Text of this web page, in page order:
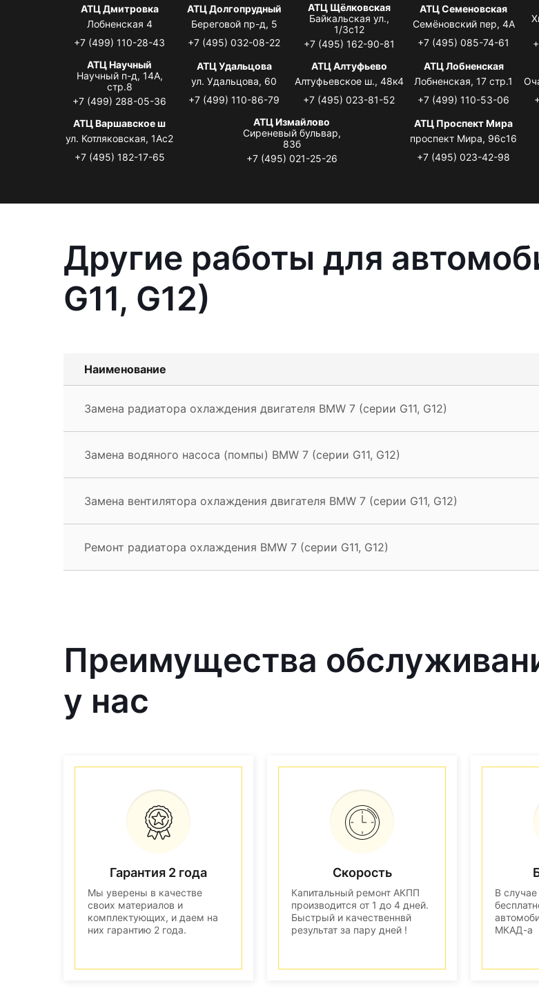
АТЦ Дмитровка
Лобненская 4
+7 (499) 110-28-43
АТЦ Долгопрудный
Береговой пр-д, 5
+7 (495) 032-08-22
АТЦ Щёлковская
Байкальская ул.,
1/3с12
+7 (495) 162-90-81
АТЦ Семеновская
Семёновский пер, 4А
+7 (495) 085-74-61
АТЦ Научный
Научный п-д, 14А,
стр.8
+7 (499) 288-05-36
АТЦ Удальцова
ул. Удальцова, 60
+7 (499) 110-86-79
АТЦ Алтуфьево
Алтуфьевское ш., 48к4
+7 (495) 023-81-52
АТЦ Лобненская
Лобненская, 17 стр.1
+7 (499) 110-53-06
АТЦ Варшавское ш
ул. Котляковская, 1Ас2
+7 (495) 182-17-65
АТЦ Измайлово
Сиреневый бульвар,
83б
+7 (495) 021-25-26
АТЦ Проспект Мира
проспект Мира, 96с16
+7 (495) 023-42-98
Другие работы для
G11, G12)
Наименование
Замена радиатора охлаждения двигателя BMW 7 (серии G11, G12)
Замена водяного насоса (помпы) BMW 7 (серии G11, G12)
Замена вентилятора охлаждения двигателя BMW 7 (серии G11, G12)
Ремонт радиатора охлаждения BMW 7 (серии G11, G12)
Преимущества
у нас
Гарантия 2 года
Мы уверены в качестве
своих материалов и
комплектующих, и даем на
них гарантию 2 года.
Скорость
Капитальный ремонт АКПП
производится от 1 до 4 дней.
Быстрый и качественнвй
результат за пару дней !
В
МКАД-а